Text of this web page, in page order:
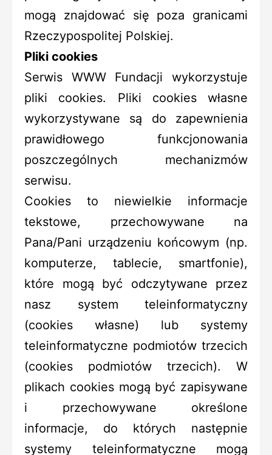
mogą znajdować się poza granicami
Rzeczypospolitej Polskiej.
Pliki cookies
Serwis WWW Fundacji wykorzystuje
pliki cookies. Pliki cookies własne
wykorzystywane są do zapewnienia
prawidłowego funkcjonowania
poszczególnych mechanizmów
serwisu.
Cookies to niewielkie informacje
tekstowe, przechowywane na
Pana/Pani urządzeniu końcowym (np.
komputerze, tablecie, smartfonie),
które mogą być odczytywane przez
nasz system teleinformatyczny
(cookies własne) lub systemy
teleinformatyczne podmiotów trzecich
(cookies podmiotów trzecich). W
plikach cookies mogą być zapisywane
i przechowywane określone
informacje, do których następnie
systemy teleinformatyczne mogą